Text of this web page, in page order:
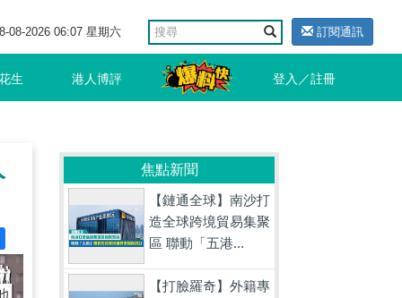
08-2026 06:07 星期六 訂閱通訊
生 港人博評 登入／註冊
焦點新聞
【鏈通全球】南沙打
造全球跨境貿易集聚
區 聯動「五港...
【打臉羅奇】外籍專